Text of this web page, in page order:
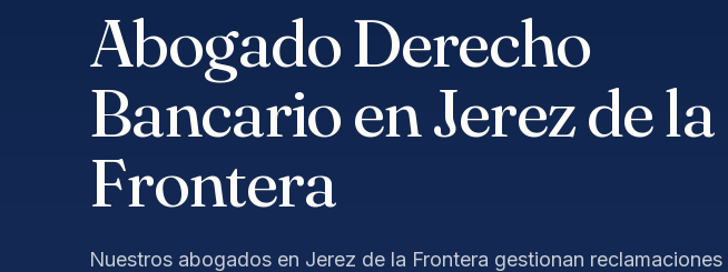
Abogado Derecho
Bancario en Jerez de la
Frontera
Nuestros abogados en Jerez de la Frontera gestionan reclamaciones